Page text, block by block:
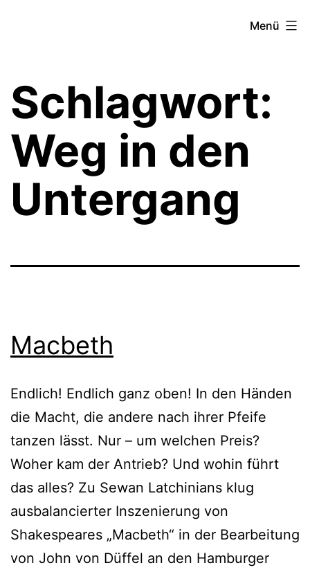
Menü
Schlagwort:
Weg in den
Untergang
Macbeth
Endlich! Endlich ganz oben! In den Händen
die Macht, die andere nach ihrer Pfeife
tanzen lässt. Nur – um welchen Preis?
Woher kam der Antrieb? Und wohin führt
das alles? Zu Sewan Latchinians klug
ausbalancierter Inszenierung von
Shakespeares „Macbeth“ in der Bearbeitung
von John von Düffel an den Hamburger